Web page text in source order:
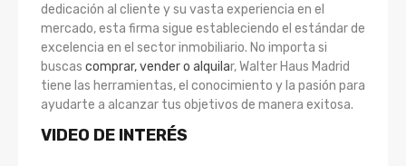
dedicación al cliente y su vasta experiencia en el
mercado, esta firma sigue estableciendo el estándar de
excelencia en el sector inmobiliario. No importa si
buscas comprar, vender o alquilar, Walter Haus Madrid
tiene las herramientas, el conocimiento y la pasión para
ayudarte a alcanzar tus objetivos de manera exitosa.
VIDEO DE INTERÉS